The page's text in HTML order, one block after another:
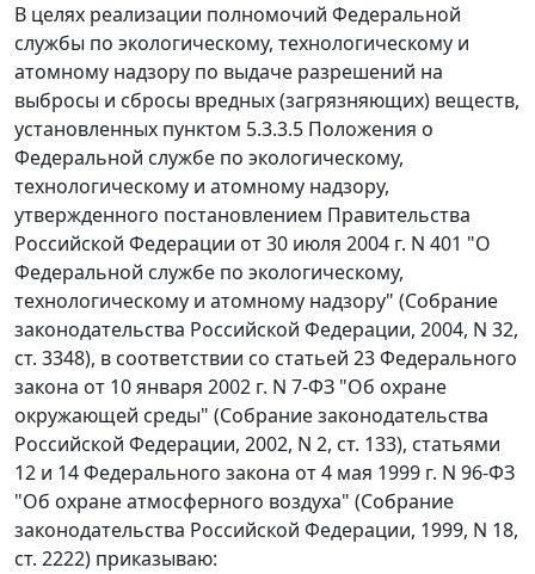
В целях реализации полномочий Федеральной
службы по экологическому, технологическому и
атомному надзору по выдаче разрешений на
выбросы и сбросы вредных (загрязняющих) веществ,
установленных пунктом 5.3.3.5 Положения о
Федеральной службе по экологическому,
технологическому и атомному надзору,
утвержденного постановлением Правительства
Российской Федерации от 30 июля 2004 г. N 401 "О
Федеральной службе по экологическому,
технологическому и атомному надзору" (Собрание
законодательства Российской Федерации, 2004, N 32,
ст. 3348), в соответствии со статьей 23 Федерального
закона от 10 января 2002 г. N 7-ФЗ "Об охране
окружающей среды" (Собрание законодательства
Российской Федерации, 2002, N 2, ст. 133), статьями
12 и 14 Федерального закона от 4 мая 1999 г. N 96-ФЗ
"Об охране атмосферного воздуха" (Собрание
законодательства Российской Федерации, 1999, N 18,
ст. 2222) приказываю: